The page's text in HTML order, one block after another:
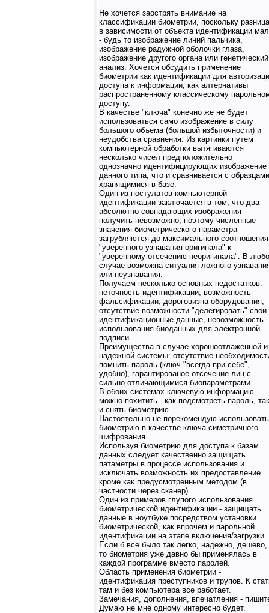
Не хочется заострять внимание на
классификации биометрии, поскольку разница
в зависимости от объекта идентификации
- будь то изображение линий пальчика,
изображение радужной оболочки глаза,
изображение другого органа или генетический
анализ. Хочется обсудить применение
биометрии как идентификации для
доступа к информации, как алтернативы
распространенному классическому
доступу.
В качестве "ключа" конечно же не будет
использоваться само изображение в силу
большого объема (большой избыточности) и
неудобства сравнения. Из картинки путем
компьютерной обработки вытягиваются
несколько чисел предположительно
однозначно идентифицирующих изображение
данного типа, что и сравнивается с
хранящимися в базе.
Один из постулатов компьютерной
идентификации заключается в том, что два
абсолютно совпадающих изображения
получить невозможно, поэтому численные
значения биометрического параметра
загрубляются до максимального соотношения
"уверенного узнавания оригинала" к
"уверенному отсечению неоригинала". В
случае возможна ситуалия ложного
или неузнавания.
Получаем несколько основных недостатков:
неточность идентификации, возможность
фальсификации, дороговизна оборудования,
отсутствие возможности "делегировать" свои
идентификационные данные, невозможность
использования биоданных для электронной
подписи.
Преимущества в случае хорошоотлаженной и
надежной системы: отсутствие
помнить пароль (ключ "всегда при себе",
удобно), гарантированое отсечение лиц с
сильно отличающимися биопараметрами.
В обоих системах ключевую информацию
можно похитить - как подсмотреть пароль, так
и снять биометрию.
Настоятельно не порекомендую использовать
биометрию в качестве ключа симетричного
шифрования.
Используя биометрию для доступа к базам
данных следует качественно защищать
патаметры в процессе использования и
исключать возможность их предоставление
кроме как предусмотренным методом (в
частности через сканер).
Один из примеров глупого использования
биометрической идентификации - защищать
данные в ноутбуке посредством установки
биометрической, как впрочем и парольной
идентификации на этапе включения/загрузки.
Если б все было так легко, надежно, дешево,
то биометрия уже давно бы применялась в
каждой программе вместо паролей.
Область применения биометрии -
идентификация преступников и трупов. К
там и без компьютера все работает.
Замечания, дополнения, впечатления -
Думаю не мне одному интересно будет.